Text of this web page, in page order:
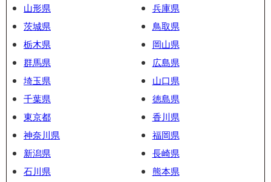
山形県
茨城県
栃木県
群馬県
埼玉県
千葉県
東京都
神奈川県
新潟県
石川県
兵庫県
鳥取県
岡山県
広島県
山口県
徳島県
香川県
福岡県
長崎県
熊本県